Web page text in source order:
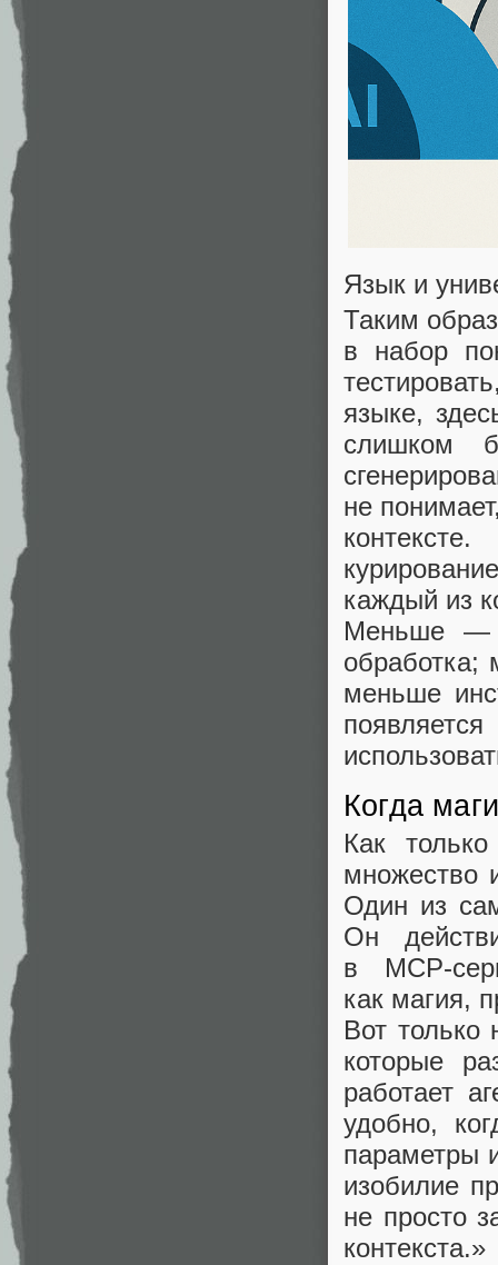
Язык и
Таким
в набор
языке,
слишком
не
каждый из
Меньше —
обработка;
меньше
Когда
Как
множество
Один из
Он
в
как магия,
Вот только
которые
работает
удобно,
параметры
изобилие
не просто
контекста.»